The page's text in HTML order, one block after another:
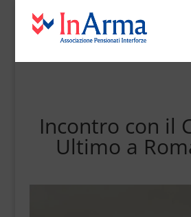
Incontro con il
Ultimo a